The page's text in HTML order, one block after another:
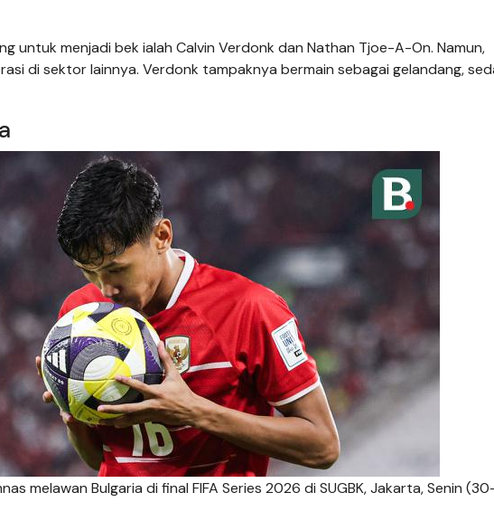
untuk menjadi bek ialah Calvin Verdonk dan Nathan Tjoe-A-On. Namun,
di sektor lainnya. Verdonk tampaknya bermain sebagai gelandang,
melawan Bulgaria di final FIFA Series 2026 di SUGBK, Jakarta, Senin